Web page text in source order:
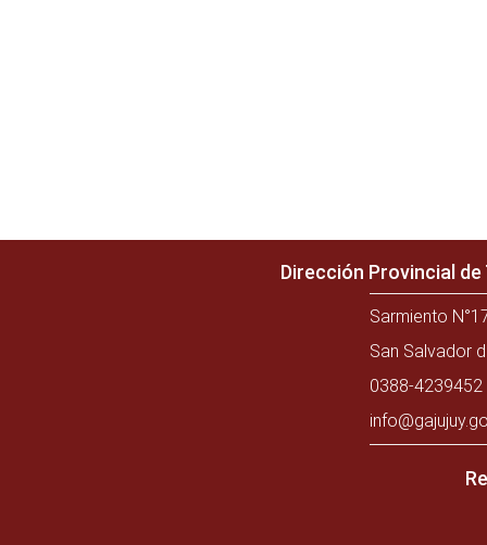
Dirección Provincial
Sarmiento
San Salvador
0388-